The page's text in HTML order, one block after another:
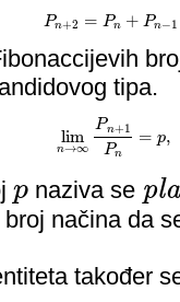
Pn+2 = Pn + Pn−1
Pn +2= Pn +P n−1.
tipa.
lim
n→∞
Pn+1
Pn
= p,
limn→∞Pn+ 1Pn=p
p
p naziva se pla
broj načina da
također